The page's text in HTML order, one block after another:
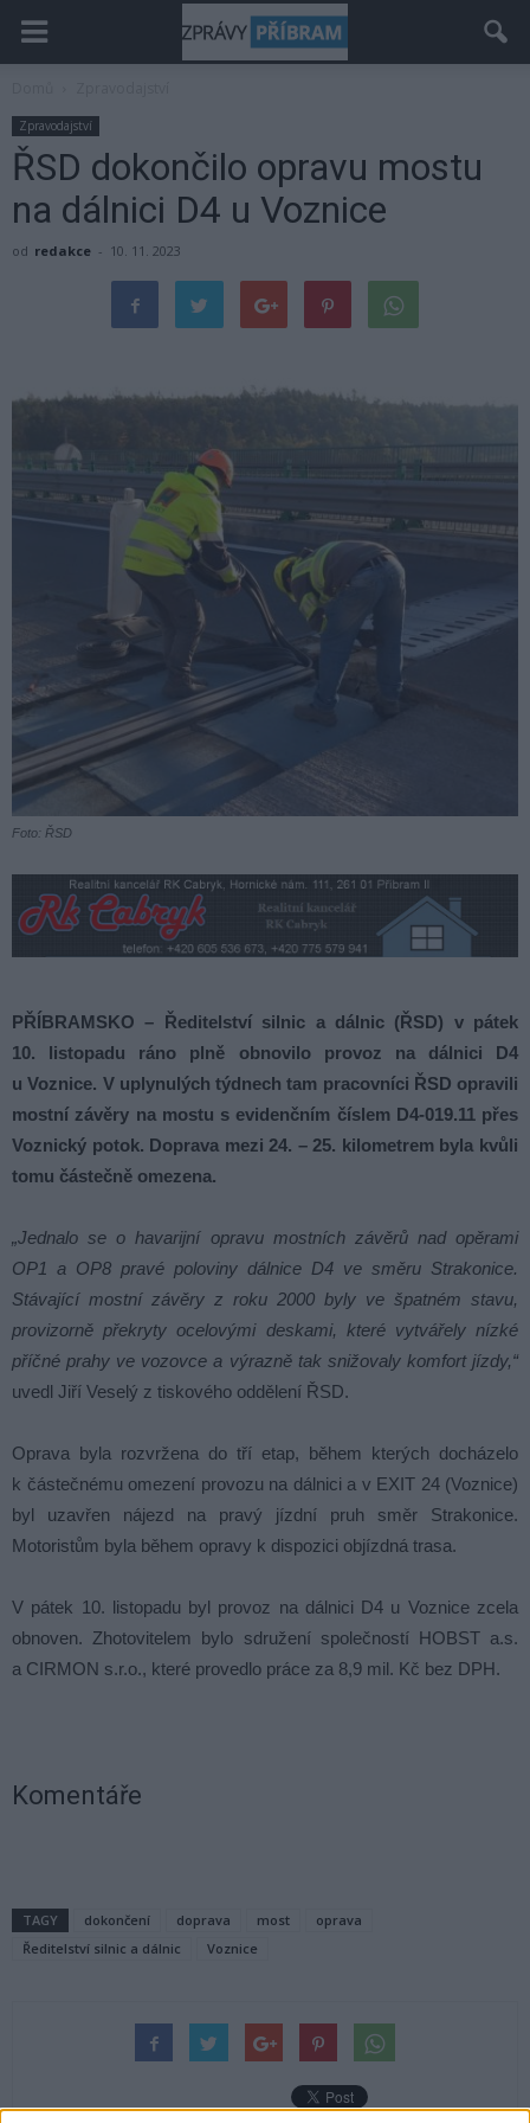
Zpravodajství
ŘSD dokončilo opravu mostu
na dálnici D4 u Voznice
od redakce - 10. 11. 2023
Foto: ŘSD
PŘÍBRAMSKO – Ředitelství silnic a dálnic (ŘSD) v pátek
10. listopadu ráno plně obnovilo provoz na dálnici D4
u Voznice. V uplynulých týdnech tam pracovníci ŘSD opravili
mostní závěry na mostu s evidenčním číslem D4-019.11 přes
Voznický potok. Doprava mezi 24. – 25. kilometrem byla kvůli
tomu částečně omezena.
„Jednalo se o havarijní opravu mostních závěrů nad opěrami
OP1 a OP8 pravé poloviny dálnice D4 ve směru Strakonice.
Stávající mostní závěry z roku 2000 byly ve špatném stavu,
provizorně překryty ocelovými deskami, které vytvářely nízké
příčné prahy ve vozovce a výrazně tak snižovaly komfort jízdy,“
uvedl Jiří Veselý z tiskového oddělení ŘSD.
Oprava byla rozvržena do tří etap, během kterých docházelo
k částečnému omezení provozu na dálnici a v EXIT 24 (Voznice)
byl uzavřen nájezd na pravý jízdní pruh směr Strakonice.
Motoristům byla během opravy k dispozici objízdná trasa.
V pátek 10. listopadu byl provoz na dálnici D4 u Voznice zcela
obnoven. Zhotovitelem bylo sdružení společností HOBST a.s.
a CIRMON s.r.o., které provedlo práce za 8,9 mil. Kč bez DPH.
Komentáře
TAGY dokončení doprava most
oprava
Ředitelství silnic a dálnic
Voznice